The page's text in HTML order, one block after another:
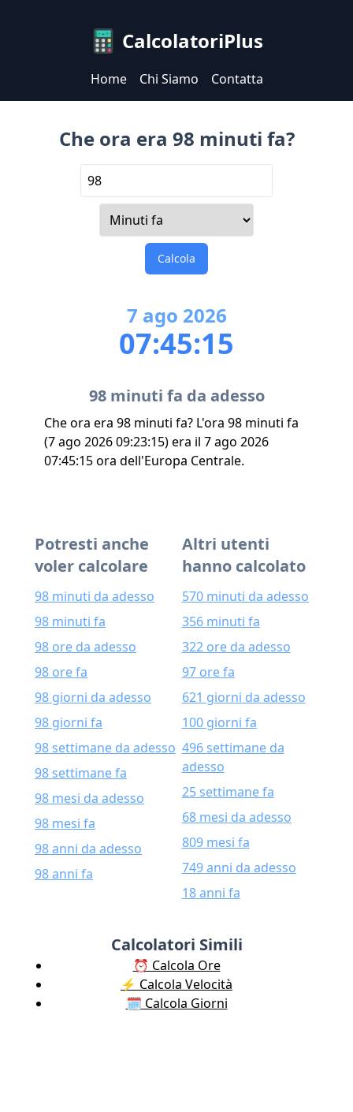
CalcolatoriPlus
Home Chi Siamo Contatta
Che ora era 98 minuti fa?
Calcola
7 ago 2026
07:45:15
98 minuti fa da adesso
Che ora era 98 minuti fa? L'ora 98 minuti fa
(7 ago 2026 09:23:15) era il 7 ago 2026
07:45:15 ora dell'Europa Centrale.
Potresti anche
voler calcolare
98 minuti da adesso
98 minuti fa
98 ore da adesso
98 ore fa
98 giorni da adesso
98 giorni fa
98 settimane da adesso
98 settimane fa
98 mesi da adesso
98 mesi fa
98 anni da adesso
98 anni fa
Altri utenti
hanno calcolato
570 minuti da adesso
356 minuti fa
322 ore da adesso
97 ore fa
621 giorni da adesso
100 giorni fa
496 settimane da
adesso
25 settimane fa
68 mesi da adesso
809 mesi fa
749 anni da adesso
18 anni fa
Calcolatori Simili
⏰ Calcola Ore
⚡️ Calcola Velocità
🗓️ Calcola Giorni